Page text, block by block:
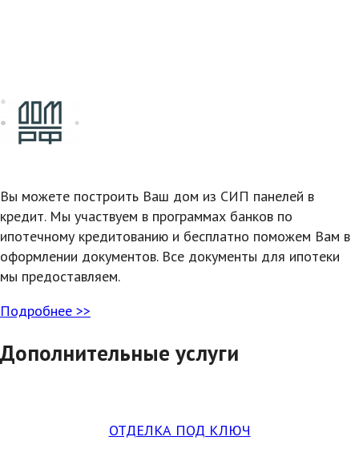
Вы можете построить Ваш дом из СИП панелей в
кредит. Мы участвуем в программах банков по
ипотечному кредитованию и бесплатно поможем Вам в
оформлении документов. Все документы для ипотеки
мы предоставляем.
Подробнее >>
Дополнительные услуги
ОТДЕЛКА ПОД КЛЮЧ